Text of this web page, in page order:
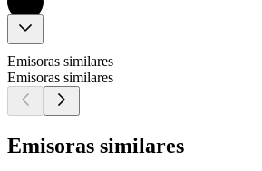
Emisoras similares
Emisoras similares
Emisoras similares